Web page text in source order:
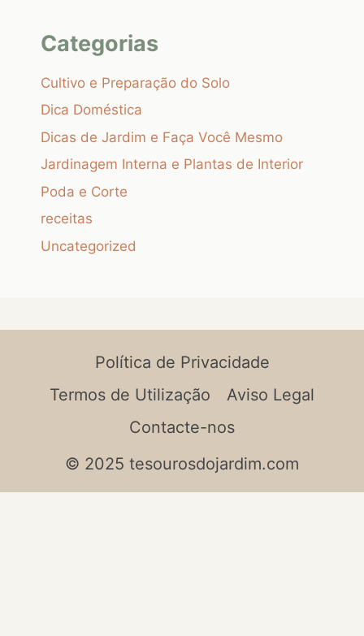
Categorias
Cultivo e Preparação do Solo
Dica Doméstica
Dicas de Jardim e Faça Você Mesmo
Jardinagem Interna e Plantas de Interior
Poda e Corte
receitas
Uncategorized
Política de Privacidade
Termos de Utilização
Aviso Legal
Contacte-nos
© 2025 tesourosdojardim.com